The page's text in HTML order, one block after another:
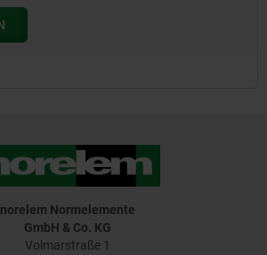
norelem Normelemente
GmbH & Co. KG
Volmarstraße 1